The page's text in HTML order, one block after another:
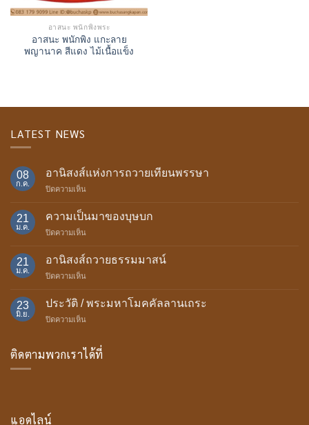
อาสนะ พนักพิงพระ
อาสนะ พนักพิง แกะลาย
พญานาค สีแดง ไม้เนื้อแข็ง
LATEST NEWS
08
ก.ค.
อานิสงส์แห่งการถวายเทียนพรรษา
ปิดความเห็น
ถวาย
พรรษา
21
ม.ค.
ความเป็นมาของบุษบก
ปิดความเห็น
ของ
21
ม.ค.
อานิสงส์ถวายธรรมมาสน์
ปิดความเห็น
ถวาย
มา
23
มิ.ย.
ประวัติ / พระมหาโมคคัลลานเถระ
ปิดความเห็น
พระ
ติดตามพวกเราได้ที่
แอดไลน์